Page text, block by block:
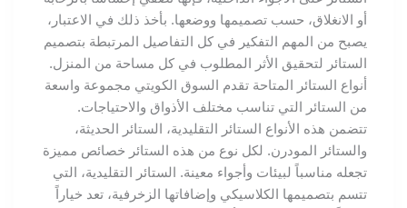
أو الانغلاق، حسب تصميمها ووضعها. بأخذ ذلك في الاعتبار،
يصبح من المهم التفكير في كل التفاصيل المرتبطة بتصميم
الستائر لتحقيق الأثر المطلوب في كل مساحة من المنزل.
أنواع الستائر المتاحة تقدم السوق الكويتي مجموعة واسعة
من الستائر التي تناسب مختلف الأذواق والاحتياجات.
تتضمن هذه الأنواع الستائر التقليدية، الستائر الحديثة،
والستائر المودرن. لكل نوع من هذه الستائر خصائص مميزة
تجعله مناسباً لبيئات وأجواء معينة. الستائر التقليدية، التي
تتسم بتصميمها الكلاسيكي وإضافاتها الزخرفية، تعد خياراً